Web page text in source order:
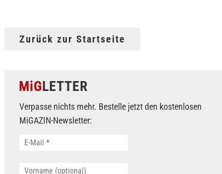
Zurück zur Startseite
MiGLETTER
Verpasse nichts mehr. Bestelle jetzt den kostenlosen
MiGAZIN-Newsletter: